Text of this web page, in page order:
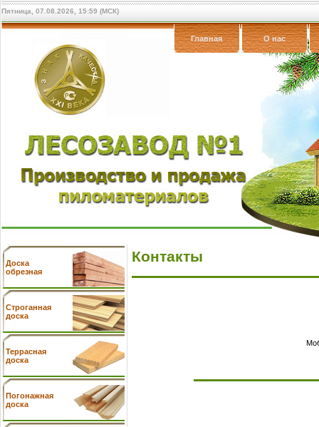
Пятница, 07.08.2026, 15:59 (МСК)
Главная О нас
Доска
обрезная
Cтроганная
доска
Террасная
доска
Погонажная
доска
Контакты